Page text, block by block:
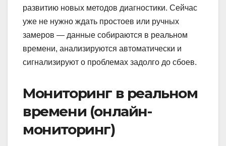
развитию новых методов диагностики. Сейчас
уже не нужно ждать простоев или ручных
замеров — данные собираются в реальном
времени, анализируются автоматически и
сигнализируют о проблемах задолго до сбоев.
Мониторинг в реальном
времени (онлайн-
мониторинг)